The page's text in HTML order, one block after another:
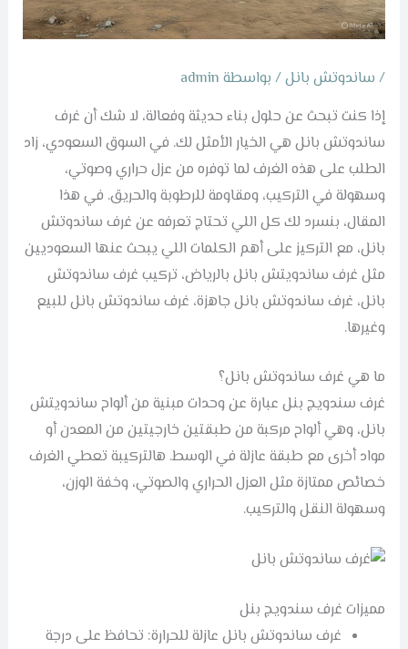
/ ساندوتش بانل/ بواسطة admin
إذا كنت تبحث عن حلول بناء حديثة وفعالة، لا شك أن غرف
ساندوتش بانل هي الخيار الأمثل لك. في السوق السعودي، زاد
الطلب على هذه الغرف لما توفره من عزل حراري وصوتي،
وسهولة في التركيب، ومقاومة للرطوبة والحريق. في هذا
المقال، بنسرد لك كل اللي تحتاج تعرفه عن غرف ساندوتش
بانل، مع التركيز على أهم الكلمات اللي يبحث عنها السعوديين
مثل غرف ساندويتش بانل بالرياض، تركيب غرف ساندوتش
بانل، غرف ساندوتش بانل جاهزة، غرف ساندوتش بانل للبيع
وغيرها.
ما هي غرف ساندوتش بانل؟
غرف سندويج بنل عبارة عن وحدات مبنية من ألواح ساندويتش
بانل، وهي ألواح مركبة من طبقتين خارجيتين من المعدن أو
مواد أخرى مع طبقة عازلة في الوسط. هالتركيبة تعطي الغرف
خصائص ممتازة مثل العزل الحراري والصوتي، وخفة الوزن،
وسهولة النقل والتركيب.
مميزات غرف سندويج بنل
غرف ساندوتش بانل عازلة للحرارة: تحافظ على درجة